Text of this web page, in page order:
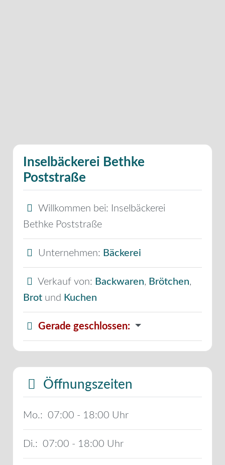
Inselbäckerei Bethke
Poststraße
Willkommen bei: Inselbäckerei
Bethke Poststraße
Unternehmen: Bäckerei
Verkauf von: Backwaren, Brötchen,
Brot und Kuchen
Gerade geschlossen:
Öffnungszeiten
Mo.: 07:00 - 18:00
Di.: 07:00 - 18:00